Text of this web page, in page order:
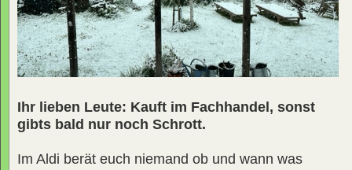
Ihr lieben Leute: Kauft im Fachhandel, sonst
gibts bald nur noch Schrott.
Im Aldi berät euch niemand ob und wann was